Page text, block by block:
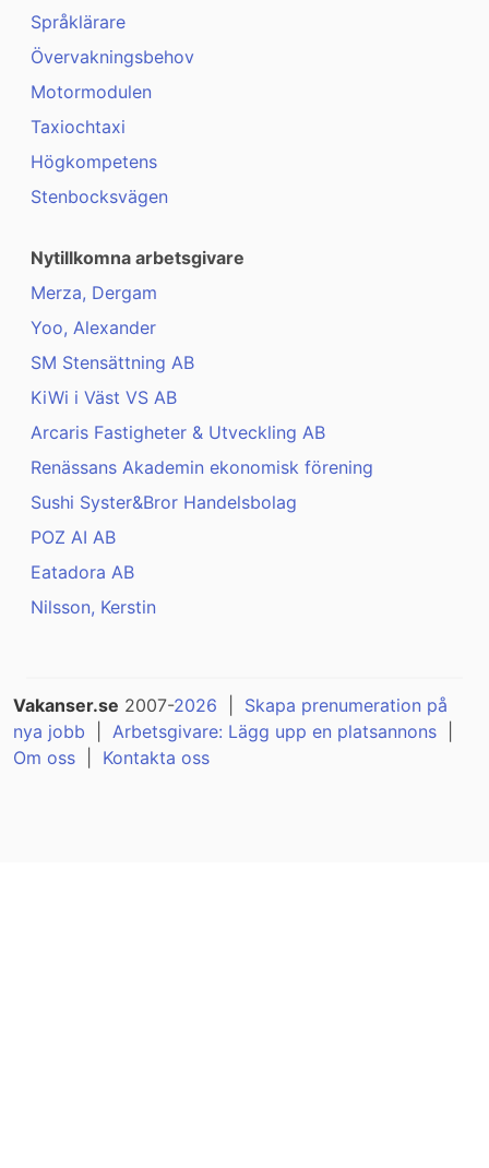
Språklärare
Övervakningsbehov
Motormodulen
Taxiochtaxi
Högkompetens
Stenbocksvägen
Nytillkomna arbetsgivare
Merza, Dergam
Yoo, Alexander
SM Stensättning AB
KiWi i Väst VS AB
Arcaris Fastigheter & Utveckling AB
Renässans Akademin ekonomisk förening
Sushi Syster&Bror Handelsbolag
POZ AI AB
Eatadora AB
Nilsson, Kerstin
Vakanser.se 2007-2026
Skapa prenumeration på
nya jobb
Arbetsgivare: Lägg upp en platsannons
Om oss
Kontakta oss